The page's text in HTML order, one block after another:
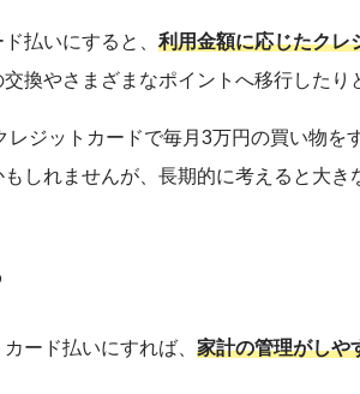
払いにすると、 利用金額に応じたクレ
換やさまざまなポイントへ移行したり
ジットカードで毎月3万円の買い物
しれませんが、長期的に考えると大き
ード払いにすれば、 家計の管理がしや